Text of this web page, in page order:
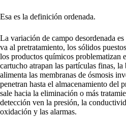
Esa es la definición ordenada.
La variación de campo desordenada
va al pretratamiento, los sólidos
los productos químicos problematizan
cartucho atrapan las partículas finas, la
alimenta las membranas de ósmosis
penetran hasta el almacenamiento del
sale hacia la eliminación o más
detección ven la presión, la
oxidación y las alarmas.